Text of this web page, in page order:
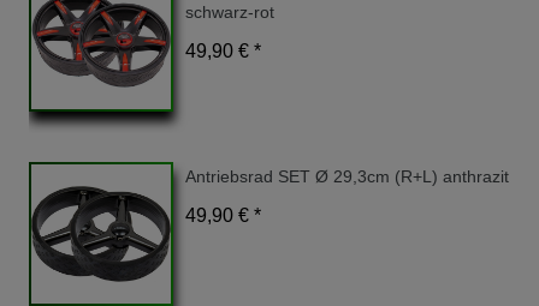
schwarz-rot
49,90 € *
Antriebsrad SET Ø 29,3cm (R+L) anthrazit
49,90 € *